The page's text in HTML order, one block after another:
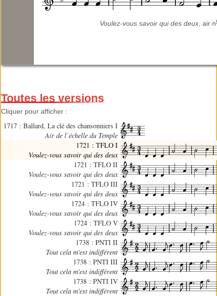
Voulez-vous savoir qui des deux , air n
Toutes les versions
Cliquer pour afficher :
1717 : Ballard, La clé des chansonniers I
Air de l’échelle du Temple
1721 : TFLO I
Voulez-vous savoir qui des deux
1721 : TFLO II
Voulez-vous savoir qui des deux
1721 : TFLO III
Voulez-vous savoir qui des deux
1724 : TFLO IV
Voulez-vous savoir qui des deux
1724 : TFLO V
Voulez-vous savoir qui des deux
1738 : PNTI II
Tout cela m'est indifférent
1738 : PNTI III
Tout cela m'est indifférent
1738 : PNTI IV
Tout cela m'est indifférent